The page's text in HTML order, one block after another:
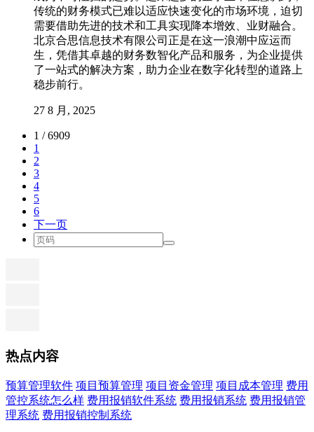
传统的财务模式已难以适应快速变化的市场环境，迫切
需要借助先进的技术和工具实现降本增效、业财融合。
北京合思信息技术有限公司正是在这一浪潮中应运而
生，凭借其卓越的财务数智化产品和服务，为企业提供
了一站式的解决方案，助力企业在数字化转型的道路上
稳步前行。
27 8 月, 2025
1 / 6909
1
2
3
4
5
6
下一页
热点内容
预算管理软件 项目预算管理 项目资金管理 项目成本管理 费用
管控系统怎么样 费用报销软件系统 费用报销系统 费用报销管
理系统 费用报销控制系统